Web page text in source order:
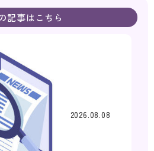
記事はこちら
2026.08.08